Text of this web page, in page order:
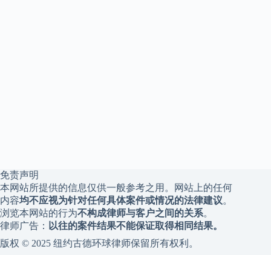
免责声明
本网站所提供的信息仅供一般参考之用。网站上的任何
内容均不应视为针对任何具体案件或情况的法律建议。
浏览本网站的行为不构成律师与客户之间的关系。
律师广告： 以往的案件结果不能保证取得相同结果。
版权 © 2025 纽约古德环球律师保留所有权利。